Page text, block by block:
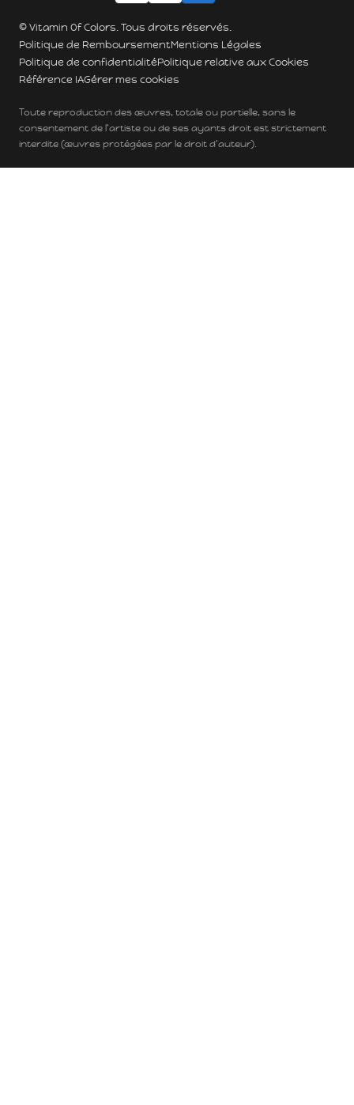
© Vitamin Of Colors. Tous droits réservés.
Politique de RemboursementMentions Légales
Politique de confidentialitéPolitique relative aux Cookies
Référence IAGérer mes cookies
Toute reproduction des œuvres, totale ou partielle, sans le
consentement de l'artiste ou de ses ayants droit est strictement
interdite (œuvres protégées par le droit d'auteur).